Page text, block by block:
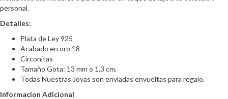
personal.
Detalles:
Plata de Ley 925
Acabado en oro 18
Circonitas
Tamaño Gota: 13 mm o 1.3 cm.
Todas Nuestras Joyas son enviadas envueltas para regalo.
Informacion Adicional